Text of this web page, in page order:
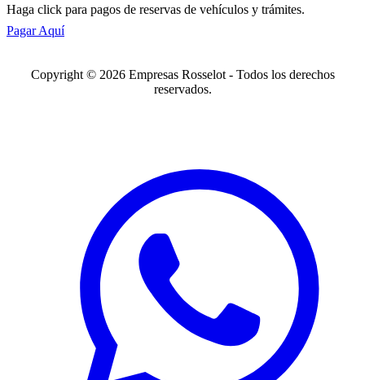
Haga click para pagos de reservas de vehículos y trámites.
Pagar Aquí
Copyright © 2026 Empresas Rosselot - Todos los derechos
reservados.